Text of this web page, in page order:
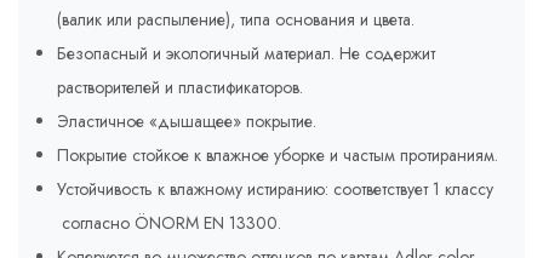
(валик или распыление), типа основания и цвета.
Безопасный и экологичный материал. Не содержит
растворителей и пластификаторов.
Эластичное «дышащее» покрытие.
Покрытие стойкое к влажное уборке и частым протираниям.
Устойчивость к влажному истиранию: соответствует 1 классу
согласно ÖNORM EN 13300.